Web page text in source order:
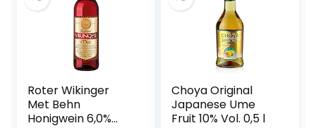
Roter Wikinger
Met Behn
Honigwein 6,0%
Choya Original
Japanese Ume
Fruit 10% Vol. 0,5 l